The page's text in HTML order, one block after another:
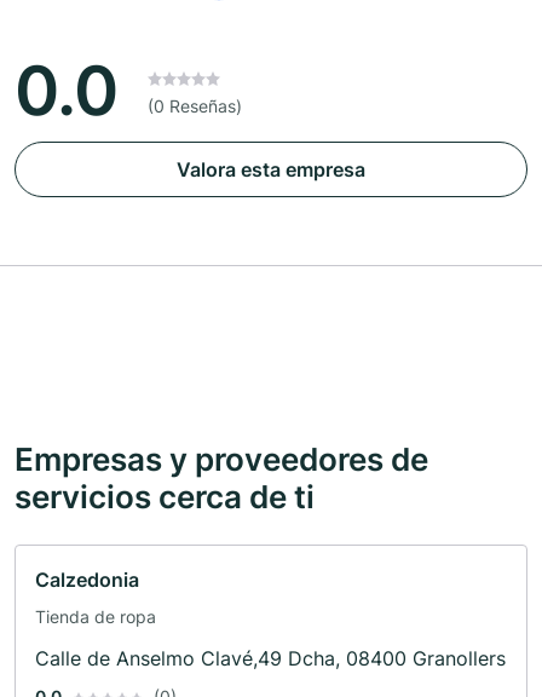
0.0 (0 Reseñas)
Valora esta empresa
Empresas y proveedores de
servicios cerca de ti
Calzedonia
Tienda de ropa
Calle de Anselmo Clavé,49 Dcha, 08400 Granollers